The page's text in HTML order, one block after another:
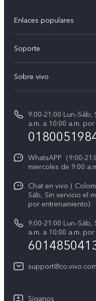
Enlaces populares
V70
V70 FE
Y11d
Soporte
Centro de servicio
Verificación de IMEI
Consulta el Precio de los
Servicio de logística
Progreso de la
Sobre vivo
Noticias
Empleos en vivo
Avisos legales
Sostenibilidad
Centro de privacidad de
Accesibilidad
9:00-21:00 Lun.-
a.m. a 10:00 a.m.
WhatsAPP（9:00-
miercoles de 9:00
Chat en vivo (
Sáb, Sin servicio el
por entrenamiento)
9:00-21:00 Lun.-
a.m. a 10:00 a.m.
support@co.vivo.com
Síganos